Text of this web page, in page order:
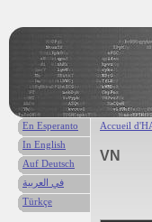
Accueil
VN
En Esperanto
In English
Auf Deutsch
في العربية
Türkçe